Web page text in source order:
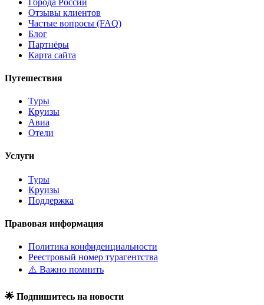
Отзывы клиентов
Частые вопросы (FAQ)
Блог
Партнёры
Карта сайта
Путешествия
Туры
Круизы
Авиа
Отели
Услуги
Туры
Круизы
Поддержка
Правовая информация
Политика конфиденциальности
Реестровый номер турагентства
⚠️ Важно помнить
🌟 Подпишитесь на новости